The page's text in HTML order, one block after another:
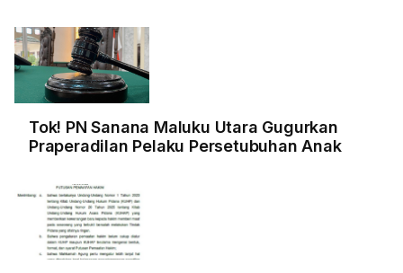
Tok! PN Sanana Maluku Utara Gugurkan
Praperadilan Pelaku Persetubuhan Anak